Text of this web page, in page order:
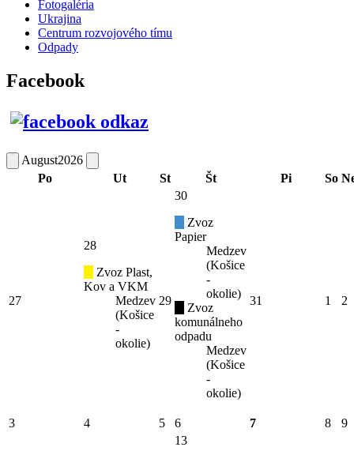
Fotogaléria
Ukrajina
Centrum rozvojového tímu
Odpady
Facebook
August2026
Po
Ut St Št Pi So
27
28
Zvoz Plast,
Kov a VKM
Medzev
(Košice
-
okolie)
29
30
Zvoz
Papier
Medzev
(Košice
-
okolie)
Zvoz
komunálneho
odpadu
Medzev
(Košice
-
okolie)
31 1 2
3 4 5 6 7 8
9
13